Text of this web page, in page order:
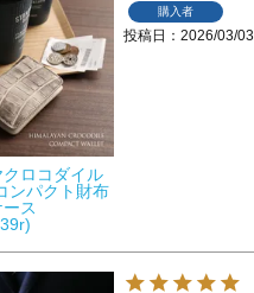
クロコダイル
ンパクト財布
ス
購入者
投稿日 2026/03/03